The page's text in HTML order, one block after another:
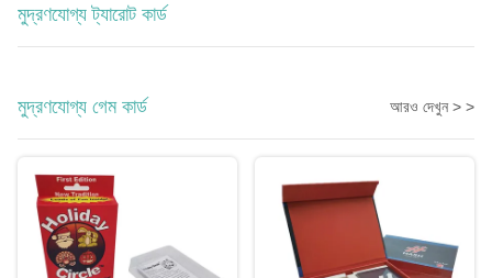
মুদ্রণযোগ্য ট্যারোট কার্ড
মুদ্রণযোগ্য গেম কার্ড আরও দেখুন > >